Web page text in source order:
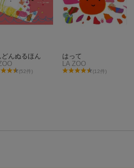
どんぬるほん
(52件)
はって
LA ZOO
(12件)